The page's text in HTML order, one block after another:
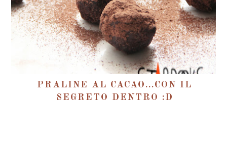
PRALINE AL CACAO...CON IL
SEGRETO DENTRO :D